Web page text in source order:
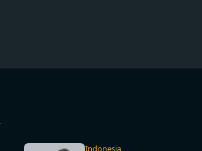
Indonesia